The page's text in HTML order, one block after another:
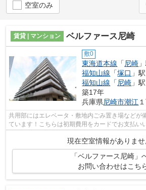
空室のみ
賃貸 | マンション ベルファース尼崎
敷0
東海道本線 「 尼崎
福知山線 「塚口 」
福知山線 「 尼崎 」
築17年
兵庫県尼崎市潮江
共用部にはエレベータ・敷地内ごみ置き場などが
ています！こちらは初期費用をカードでお支払い
現在空室情報がありませ
「ベルファース尼崎」
お問い合わせはこち